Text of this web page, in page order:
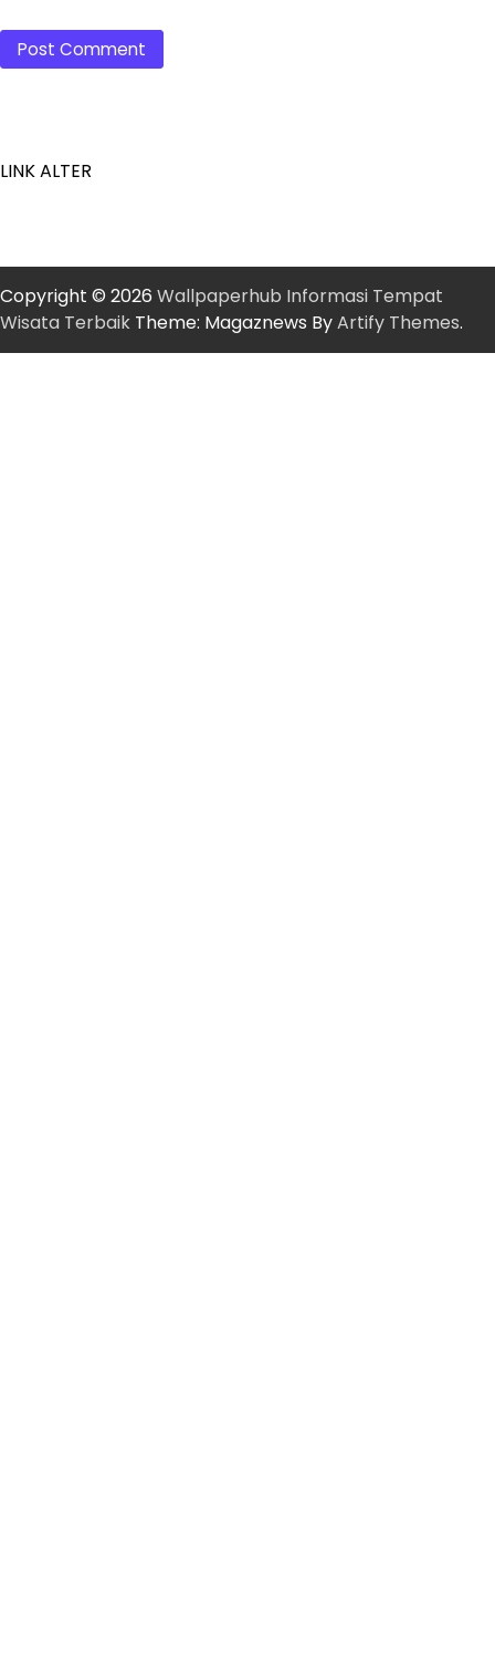
LINK ALTER
Copyright © 2026 Wallpaperhub Informasi Tempat
Wisata Terbaik Theme: Magaznews ByArtify Themes.